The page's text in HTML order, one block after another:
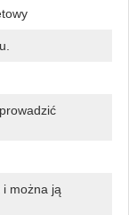
można ją